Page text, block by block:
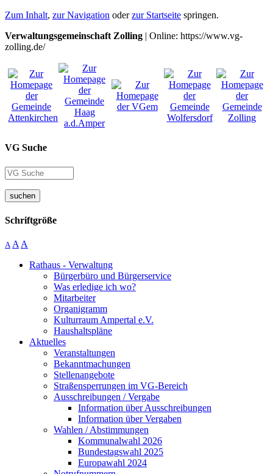
Zum Inhalt, zur Navigation oderzur Startseite springen.
Verwaltungsgemeinschaft Zolling | Online: https://www.vg-
zolling.de/
VG Suche
suchen
Schriftgröße
A A A
Rathaus - Verwaltung
Bürgerbüro und Bürgerservice
Was erledige ich wo?
Mitarbeiter
Organigramm
Kulturraum Ampertal e.V.
Haushaltspläne
Aktuelles
Veranstaltungen
Bekanntmachungen
Stellenangebote
Straßensperrungen im VG-Bereich
Ausschreibungen / Vergabe
Information über Ausschreibungen
Information über Vergaben
Wahlen / Abstimmungen
Kommunalwahl 2026
Bundestagswahl 2025
Europawahl 2024